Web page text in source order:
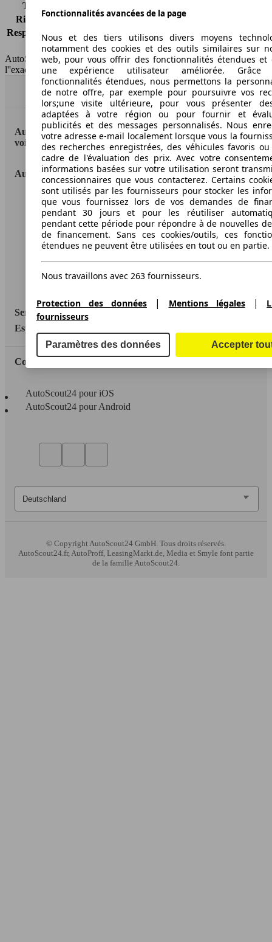
Tous risques
Risques partiels
-
Responsabilité civile
HSN/TSN
n.c./n.c.
AutoScout24 France SAS décline toute responsabilité concernant
l''exactitude des indications fournies.
Haut
AutoScout24: la plus grande plateforme en ligne de
voitures en Europe
AutoScout24
A propos d'AutoScout24
Conditions d'utilisation
Informations légales
Protection des données
Service
Espace Pro
Contact
AutoScout24 pour iOS
AutoScout24 pour Android
© CopyrightAutoScout24 GmbH. Tous droits réservés.
AutoScout24.fr, AutoProff, LeasingMarkt.de, Media et Smyle font partie
de la famille AutoScout24.
Fonctionnalités avancées de la page
Nous et des tiers utilisons divers moyens
notamment des cookies et des outils similaires sur
web, pour vous offrir des fonctionnalités étendues et
une expérience utilisateur améliorée.
fonctionnalités étendues, nous permettons la
de notre offre, par exemple pour poursuivre vos
lors;une visite ultérieure, pour vous présenter
adaptées à votre région ou pour fournir et
publicités et des messages personnalisés. Nous
votre adresse e-mail localement lorsque vous la
des recherches enregistrées, des véhicules favoris
cadre de l'évaluation des prix. Avec votre
informations basées sur votre utilisation seront
concessionnaires que vous contacterez. Certains
sont utilisés par les fournisseurs pour stocker les
que vous fournissez lors de vos demandes de
pendant 30 jours et pour les réutiliser
pendant cette période pour répondre à de nouvelles
de financement. Sans ces cookies/outils, ces
étendues ne peuvent être utilisées en tout ou en partie.
Nous travaillons avec 263 fournisseurs.
Protection des données | Mentions légales|
fournisseurs
Paramètres des données Accepter